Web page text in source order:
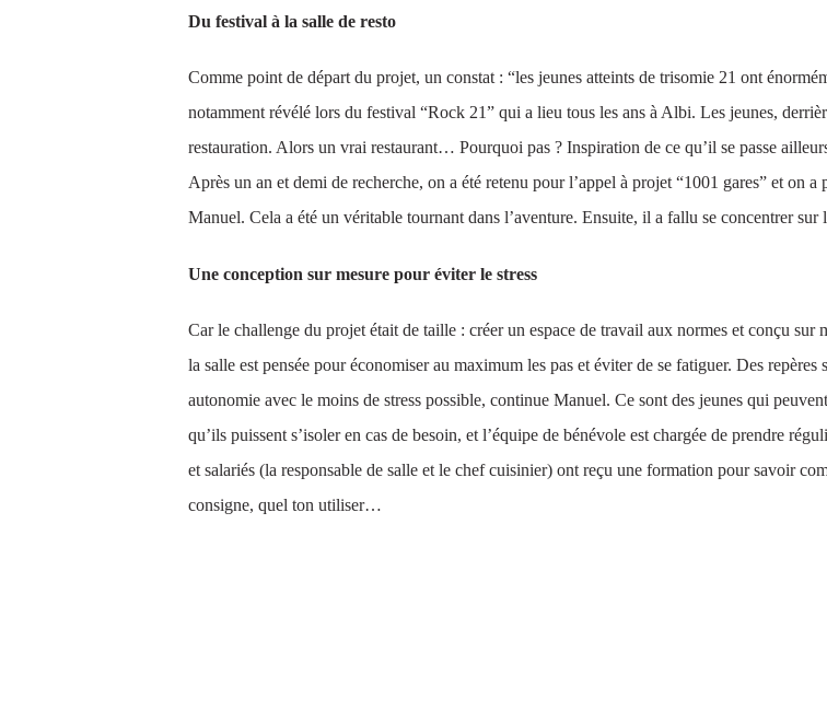
Du festival à la salle de resto
Comme point de départ du projet, un constat : “les jeunes atteints de trisomie 21 ont
notamment révélé lors du festival “Rock 21” qui a lieu tous les ans à Albi. Les jeunes,
restauration. Alors un vrai restaurant… Pourquoi pas ? Inspiration de ce qu’il se passe
Après un an et demi de recherche, on a été retenu pour l’appel à projet “1001 gares” et on
Manuel. Cela a été un véritable tournant dans l’aventure. Ensuite, il a fallu se concentrer sur
Une conception sur mesure pour éviter le stress
Car le challenge du projet était de taille : créer un espace de travail aux normes et conçu
la salle est pensée pour économiser au maximum les pas et éviter de se fatiguer. Des
autonomie avec le moins de stress possible, continue Manuel. Ce sont des jeunes qui
qu’ils puissent s’isoler en cas de besoin, et l’équipe de bénévole est chargée de prendre
et salariés (la responsable de salle et le chef cuisinier) ont reçu une formation pour savoir
consigne, quel ton utiliser…